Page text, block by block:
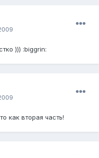
))) :biggrin:
как вторая часть!